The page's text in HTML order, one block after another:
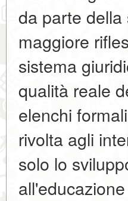
da parte
maggiore
sistema
qualità reale
elenchi
rivolta agli
solo lo